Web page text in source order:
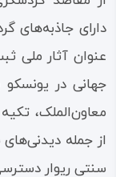
دارای جاذبه‌های
عنوان آثار ملی
جهانی در
معاون‌الملک،
از جمله
سنتی ریوار